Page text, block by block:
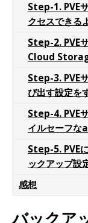
Step-1. PVE
クセスできる
Step-2. PVE
Cloud
Step-3. PVE
び出す設定を
Step-4. PVE
イルセーフ
Step-5. PVE
ックアップ設
感想
バックア